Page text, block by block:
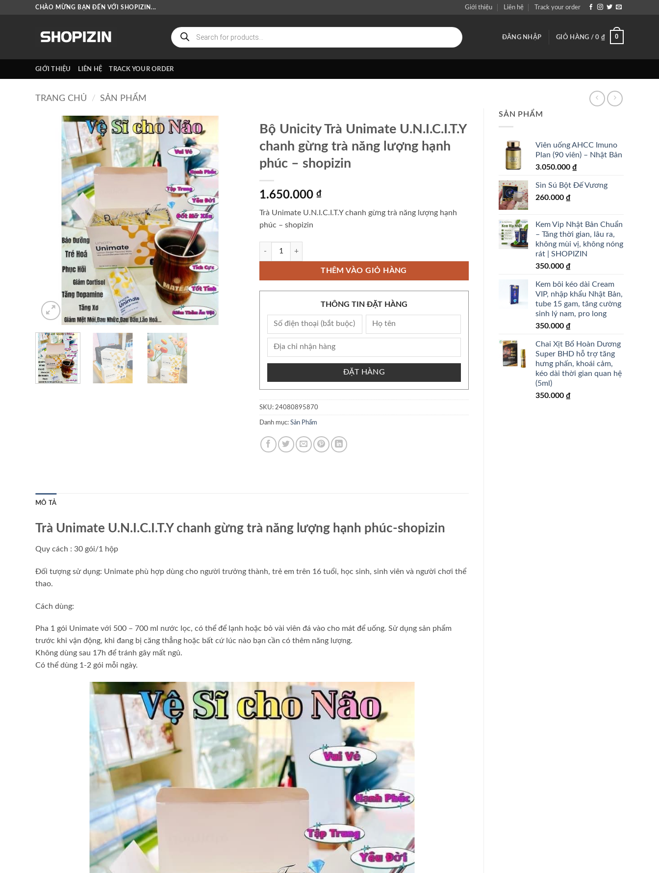
CHÀO MỪNG BẠN ĐẾN VỚI SHOPIZIN... Giới thiệu Liên hệ Track your order
Tìm
kiếm
sản
phẩm
ĐĂNG NHẬP GIỎ HÀNG /0 ₫ 0
GIỚI THIỆU LIÊN HỆ TRACK YOUR ORDER
TRANG CHỦ / SẢN PHẨM
SẢN PHẨM
Viên uống AHCC Imuno
Plan (90 viên) – Nhật Bản
3.050.000 ₫
Sìn Sú Bột Đế Vương
260.000 ₫
Kem Vip Nhật Bản Chuẩn
– Tăng thời gian, lâu ra,
không mùi vị, không nóng
rát | SHOPIZIN
350.000 ₫
Kem bôi kéo dài Cream
VIP, nhập khẩu Nhật Bản,
tube 15 gam, tăng cường
sinh lý nam, pro long
350.000 ₫
Chai Xịt Bổ Hoàn Dương
Super BHD hỗ trợ tăng
hưng phấn, khoái cảm,
kéo dài thời gian quan hệ
(5ml)
350.000 ₫
Bộ Unicity Trà Unimate U.N.I.C.I.T.Y
chanh gừng trà năng lượng hạnh
phúc – shopizin
1.650.000 ₫
Trà Unimate U.N.I.C.I.T.Y chanh gừng trà năng lượng hạnh
phúc – shopizin
Bộ Unicity Trà Unimate U.N.I.C.I.T.Y chanh gừng trà năng lượng hạnh phúc - shopizin số lượng
THÊM VÀO GIỎ HÀNG
THÔNG TIN ĐẶT HÀNG
ĐẶT HÀNG
SKU: 24080895870
Danh mục: Sản Phẩm
MÔ TẢ
Trà Unimate U.N.I.C.I.T.Y chanh gừng trà năng lượng hạnh phúc-shopizin
Quy cách : 30 gói/1 hộp
Đối tượng sử dụng: Unimate phù hợp dùng cho người trưởng thành, trẻ em trên 16 tuổi, học sinh, sinh viên và người chơi thể
thao.
Cách dùng:
Pha 1 gói Unimate với 500 – 700 ml nước lọc, có thể để lạnh hoặc bỏ vài viên đá vào cho mát để uống. Sử dụng sản phẩm
trước khi vận động, khi đang bị căng thẳng hoặc bất cứ lúc nào bạn cần có thêm năng lượng.
Không dùng sau 17h để tránh gây mất ngủ.
Có thể dùng 1-2 gói mỗi ngày.